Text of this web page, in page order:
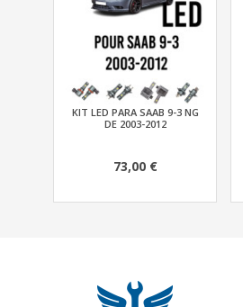
KIT LED PARA SAAB 9-3 NG
DE 2003-2012
73,00 €